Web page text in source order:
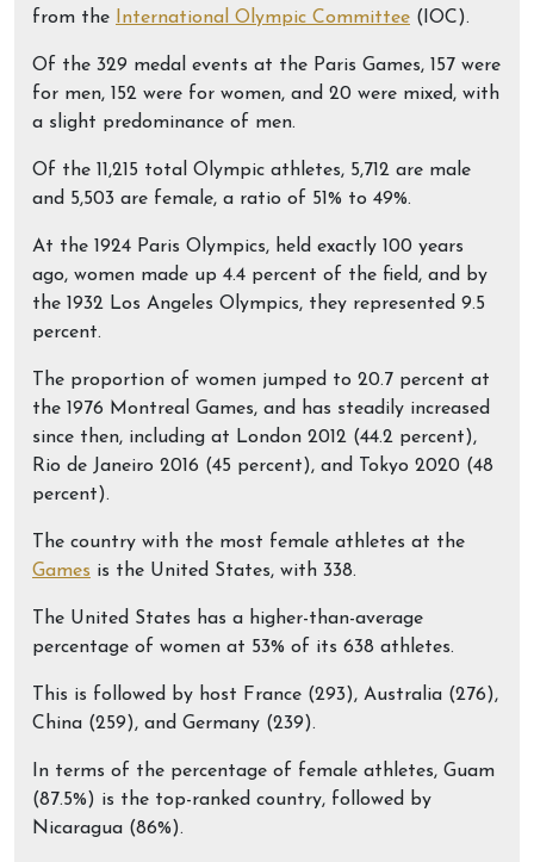
from the
International Olympic Committee (IOC).
Of the 329 medal events at the Paris Games, 157 were
for men, 152 were for women, and 20 were mixed, with
a slight predominance of men.
Of the 11,215 total Olympic athletes, 5,712 are male
and 5,503 are female, a ratio of 51% to 49%.
At the 1924 Paris Olympics, held exactly 100 years
ago, women made up 4.4 percent of the field, and by
the 1932 Los Angeles Olympics, they represented 9.5
percent.
The proportion of women jumped to 20.7 percent at
the 1976 Montreal Games, and has steadily increased
since then, including at London 2012 (44.2 percent),
Rio de Janeiro 2016 (45 percent), and Tokyo 2020 (48
percent).
The country with the most female athletes at the
Games is the United States, with 338.
The United States has a higher-than-average
percentage of women at 53% of its 638 athletes.
This is followed by host France (293), Australia (276),
China (259), and Germany (239).
In terms of the percentage of female athletes, Guam
(87.5%) is the top-ranked country, followed by
Nicaragua (86%).